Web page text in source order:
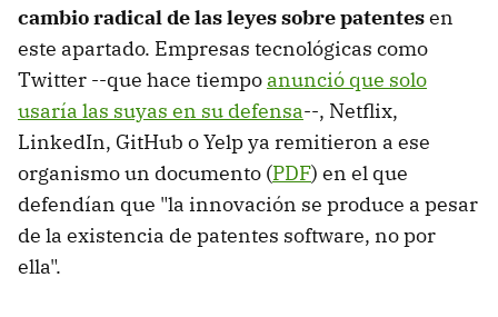
cambio radical de las leyes sobre patentesen
este apartado. Empresas tecnológicas como
Twitter --que hace tiempo anunció que solo
usaría las suyas en su defensa--, Netflix,
LinkedIn, GitHub o Yelp ya remitieron a ese
organismo un documento (PDF) en el que
defendían que "la innovación se produce a pesar
de la existencia de patentes software, no por
ella".